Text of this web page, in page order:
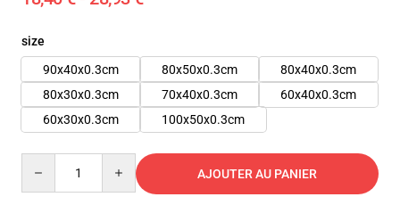
size
90x40x0.3cm
80x50x0.3cm
80x40x0.3cm
80x30x0.3cm
70x40x0.3cm
60x40x0.3cm
60x30x0.3cm
100x50x0.3cm
AJOUTER AU PANIER